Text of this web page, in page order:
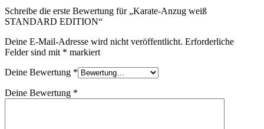
Schreibe die erste Bewertung für „Karate-Anzug weiß
STANDARD EDITION“
Deine E-Mail-Adresse wird nicht veröffentlicht. Erforderliche
Felder sind mit * markiert
Deine Bewertung *
Deine Bewertung *